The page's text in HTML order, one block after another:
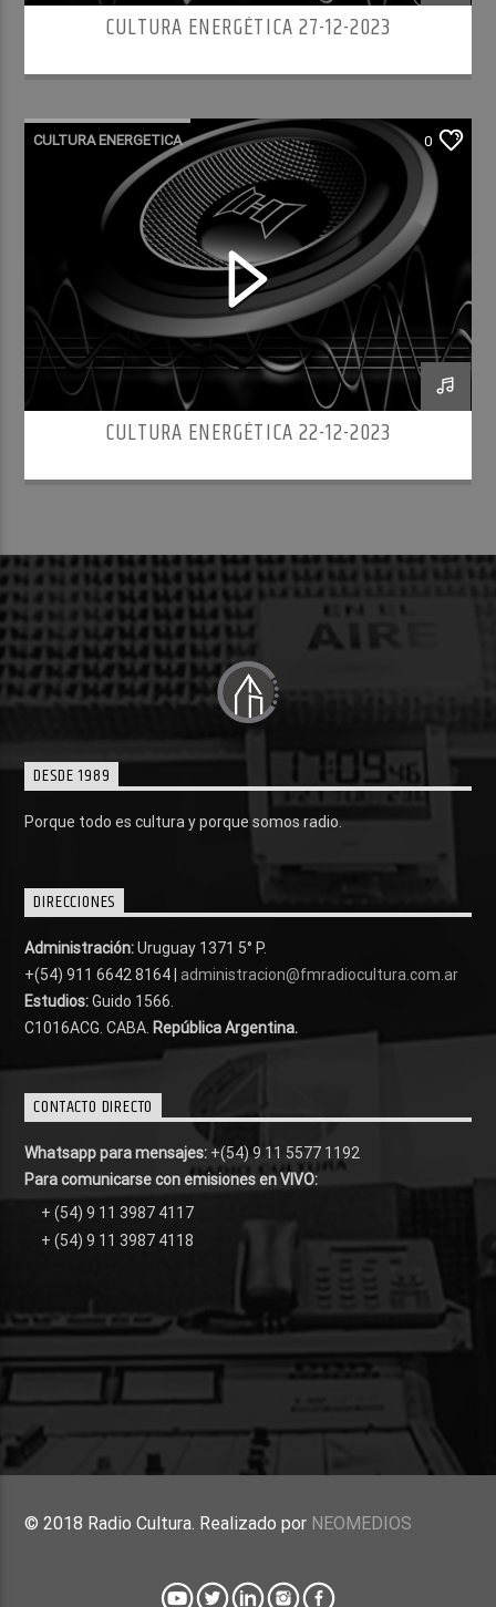
CULTURA ENERGÉTICA 27-12-2023
CULTURA ENERGETICA 0
CULTURA ENERGÉTICA 22-12-2023
DESDE 1989
Porque todo es cultura y porque somos radio.
DIRECCIONES
Administración:Uruguay 1371 5° P.
+(54) 911 6642 8164 | administracion@fmradiocultura.com.ar
Estudios:Guido 1566.
C1016ACG . CABA. República Argentina.
CONTACTO DIRECTO
Whatsapp para mensajes: +(54) 9 11 5577 1192
Para comunicarse con emisiones en VIVO:
+ (54) 9 11 3987 4117
+ (54) 9 11 3987 4118
© 2018 Radio Cultura. Realizado por NEOMEDIOS